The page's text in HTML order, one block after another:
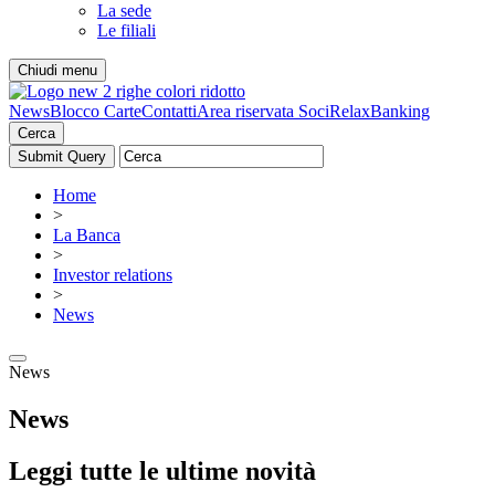
La sede
Le filiali
Chiudi menu
NewsBlocco CarteContattiArea riservata SociRelaxBanking
Cerca
Home
>
La Banca
>
Investor relations
>
News
News
News
Leggi tutte le ultime novità